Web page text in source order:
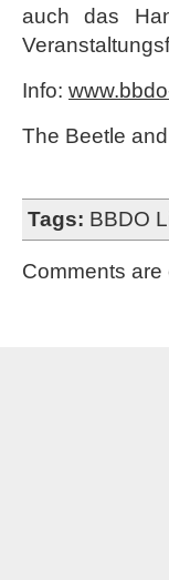
auch das
Info:
The Beetle
Tags: BBDO
Comments are